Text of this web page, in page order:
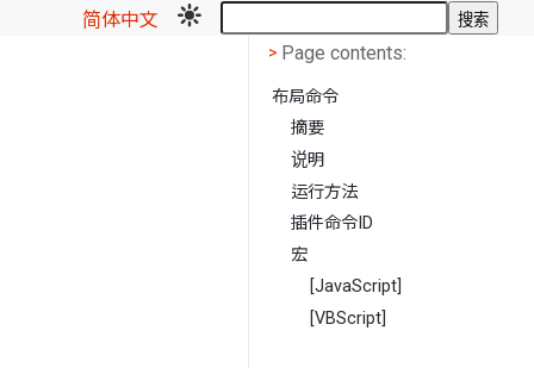
简体中文 搜索
< Page contents
> Page contents:
布局命令
摘要
说明
运行方法
插件命令ID
宏
[JavaScript]
[VBScript]